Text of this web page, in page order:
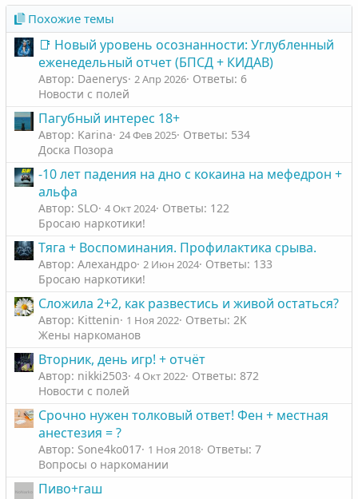
в
н
ы
й
г
о
л
с
в
н
ы
й
г
л
с
Похожие темы
📑 Новый уровень осознанности: Углубленный
еженедельный отчет (БПСД + КИДАВ)
Автор: Daenerys 2 Апр 2026 Ответы: 6
Новости с полей
Пагубный интерес 18+
Автор: Karinа 24 Фев 2025 Ответы: 534
Доска Позора
-10 лет падения на дно с кокаина на мефедрон +
альфа
Автор: SLO 4 Окт 2024 Ответы: 122
Бросаю наркотики!
Тяга + Воспоминания. Профилактика срыва.
Автор: Алехандро 2 Июн 2024 Ответы: 133
Бросаю наркотики!
Сложила 2+2, как развестись и живой остаться?
Автор: Kittenin 1 Ноя 2022 Ответы: 2K
Жены наркоманов
Вторник, день игр! + отчёт
Автор: nikki2503 4 Окт 2022 Ответы: 872
Новости с полей
Срочно нужен толковый ответ! Фен + местная
анестезия = ?
Автор: Sone4ko017 1 Ноя 2018 Ответы: 7
Вопросы о наркомании
Пиво+гаш